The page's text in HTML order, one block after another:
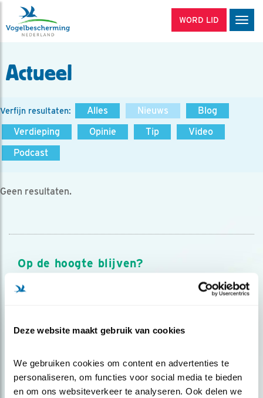
Deze website maakt gebruik van cookies
We gebruiken cookies om content en advertenties te
personaliseren, om functies voor social media te bieden
en om ons websiteverkeer te analyseren. Ook delen we
WORD LID
Actueel
Verfijn resultaten: Alles Nieuws
Blog
Verdieping
Opinie Tip
Video
Podcast
Geen resultaten.
Op de hoogte blijven?
Meld je aan en ontvang nieuws, inspiratie, acties en tips
over vogels en activiteiten van Vogelbescherming.